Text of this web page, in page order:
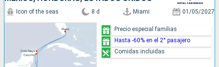
Icon of the seas 8 d Miami 01/05/2027
Precio especial familias
Hasta -60% en el 2° pasajero
Comidas incluidas